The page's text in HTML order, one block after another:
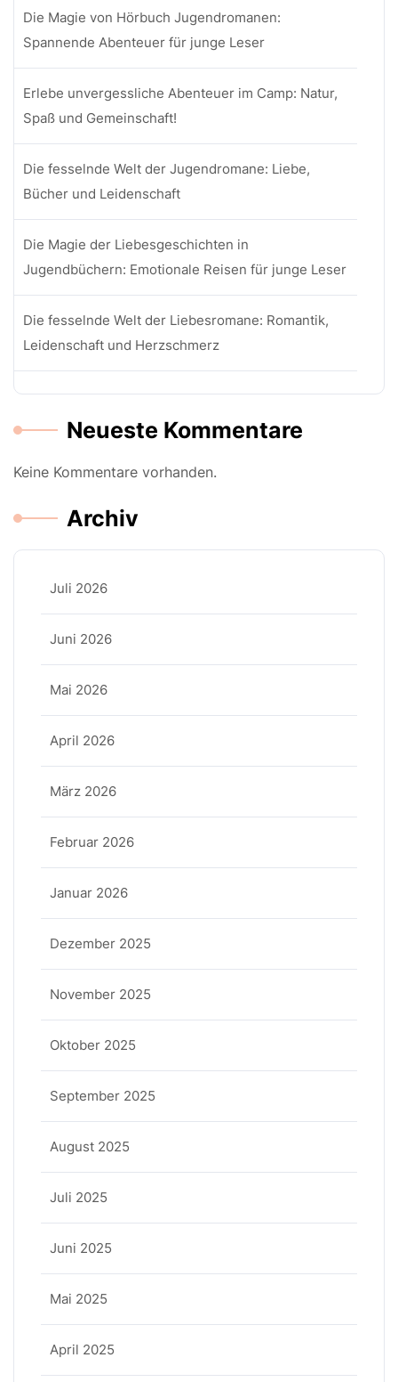
Die Magie von Hörbuch Jugendromanen:
Spannende Abenteuer für junge Leser
Erlebe unvergessliche Abenteuer im Camp: Natur,
Spaß und Gemeinschaft!
Die fesselnde Welt der Jugendromane: Liebe,
Bücher und Leidenschaft
Die Magie der Liebesgeschichten in
Jugendbüchern: Emotionale Reisen für junge Leser
Die fesselnde Welt der Liebesromane: Romantik,
Leidenschaft und Herzschmerz
Neueste Kommentare
Keine Kommentare vorhanden.
Archiv
Juli 2026
Juni 2026
Mai 2026
April 2026
März 2026
Februar 2026
Januar 2026
Dezember 2025
November 2025
Oktober 2025
September 2025
August 2025
Juli 2025
Juni 2025
Mai 2025
April 2025